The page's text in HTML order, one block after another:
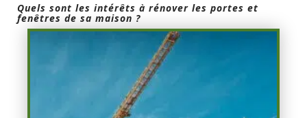
Quels sont les intérêts à rénover les portes et
fenêtres de sa maison ?